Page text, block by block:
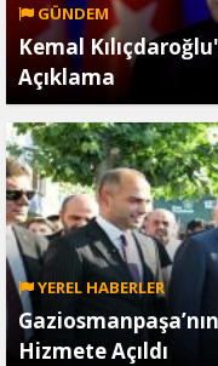
GÜNDEM
Kemal
Açıklama
YEREL HABERLER
Hizmete Açıldı